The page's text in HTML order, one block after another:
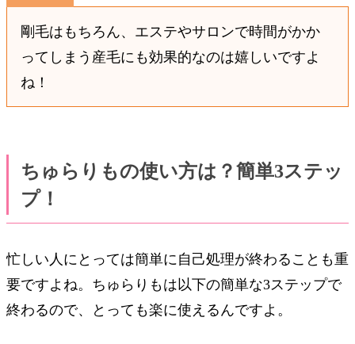
剛毛はもちろん、エステやサロンで時間がかか
ってしまう産毛にも効果的なのは嬉しいですよ
ね！
ちゅらりもの使い方は？簡単3ステッ
プ！
忙しい人にとっては簡単に自己処理が終わることも重
要ですよね。ちゅらりもは以下の簡単な3ステップで
終わるので、とっても楽に使えるんですよ。